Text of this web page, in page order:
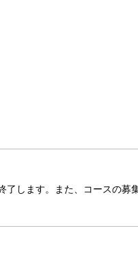
します。また、コースの募